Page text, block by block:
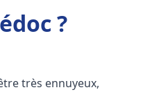
?
très ennuyeux,